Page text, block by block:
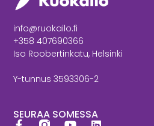
info@ruokailo.fi
+358 407690366
Iso Roobertinkatu, Helsinki
Y-tunnus 3593306-2
SEURAA SOMESSA